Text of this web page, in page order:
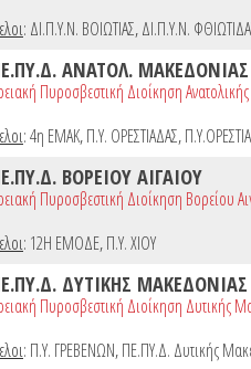
: ΔΙ.Π.Υ.Ν. ΒΟΙΩΤΙΑΣ,ΔΙ.Π.Υ.Ν.
ΑΝΑΤΟΛ.
Πυροσβεστική Διοίκηση
:4η ΕΜΑΚ,Π.Υ. ΟΡΕΣΤΙΑΔΑΣ,
ΒΟΡΕΙΟΥ ΑΙΓΑΙΟΥ
Πυροσβεστική Διοίκηση Βορείου
: 12Η ΕΜΟΔΕ,Π.Υ. ΧΙΟΥ
ΔΥΤΙΚΗΣ ΜΑΚΕΔΟΝΙΑΣ
Πυροσβεστική Διοίκηση Δυτικής
: Π.Υ. ΓΡΕΒΕΝΩΝ,ΠΕ.ΠΥ.Δ. Δυτικής